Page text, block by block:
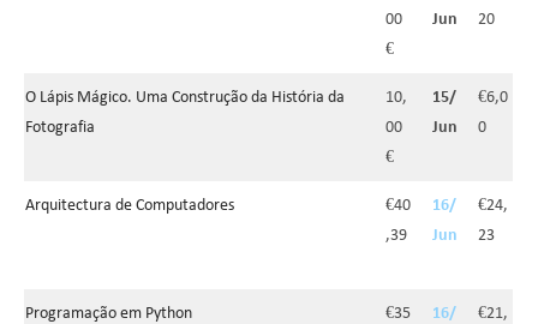
00
€
Jun
20
O Lápis Mágico. Uma Construção da História da
Fotografia
10,
00
€
15/
Jun
€6,0
0
Arquitectura de Computadores
€40
,39
16/
Jun
€24,
23
Programação em Python
€35
16/
€21,